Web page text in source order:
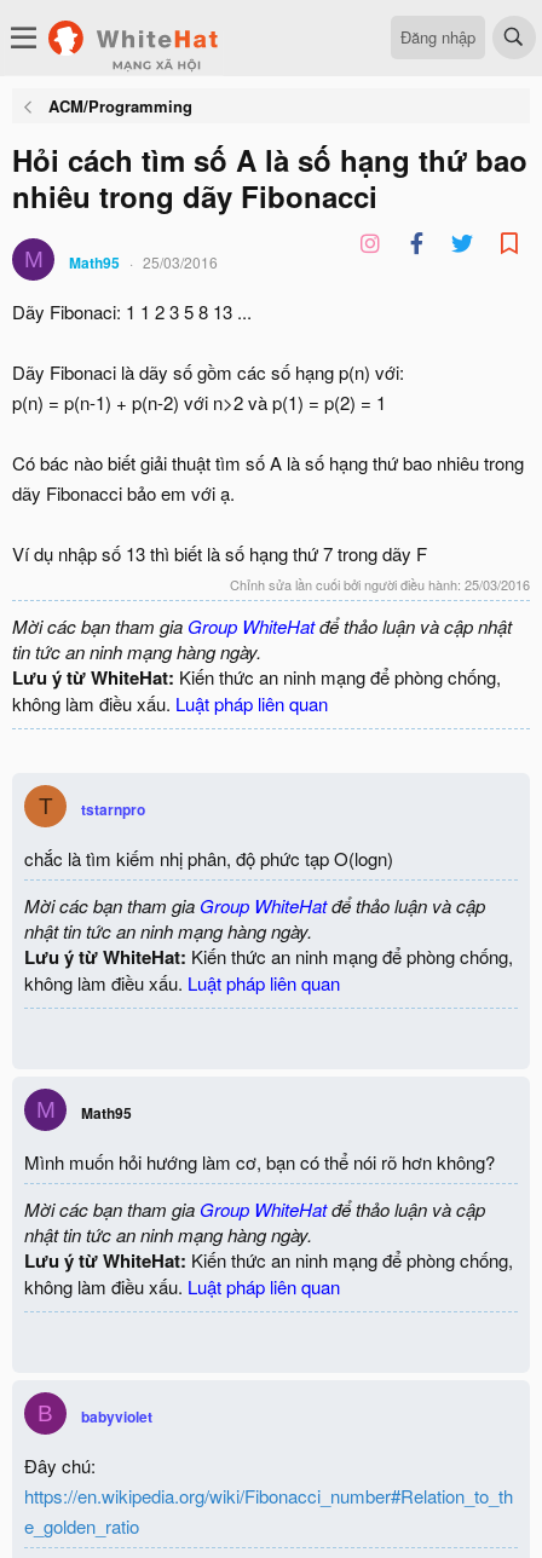
Đăng nhập
ACM/Programming
Hỏi cách tìm số A là số hạng thứ bao
nhiêu trong dãy Fibonacci
M Math95 25/03/2016
Dãy Fibonaci: 1 1 2 3 5 8 13 ...
Dãy Fibonaci là dãy số gồm các số hạng p(n) với:
p(n) = p(n-1) + p(n-2) với n>2 và p(1) = p(2) = 1
Có bác nào biết giải thuật tìm số A là số hạng thứ bao nhiêu trong
dãy Fibonacci bảo em với ạ.
Ví dụ nhập số 13 thì biết là số hạng thứ 7 trong dãy F
Chỉnh sửa lần cuối bởi người điều hành: 25/03/2016
Mời các bạn tham gia Group WhiteHatđể thảo luận và cập nhật
tin tức an ninh mạng hàng ngày.
Lưu ý từ WhiteHat: Kiến thức an ninh mạng để phòng chống,
không làm điều xấu. Luật pháp liên quan
T tstarnpro
chắc là tìm kiếm nhị phân, độ phức tạp O(logn)
Mời các bạn tham gia Group WhiteHatđể thảo luận và cập
nhật tin tức an ninh mạng hàng ngày.
Lưu ý từ WhiteHat: Kiến thức an ninh mạng để phòng chống,
không làm điều xấu. Luật pháp liên quan
M Math95
Mình muốn hỏi hướng làm cơ, bạn có thể nói rõ hơn không?
Mời các bạn tham gia Group WhiteHatđể thảo luận và cập
nhật tin tức an ninh mạng hàng ngày.
Lưu ý từ WhiteHat: Kiến thức an ninh mạng để phòng chống,
không làm điều xấu. Luật pháp liên quan
B babyviolet
Đây chú:
https://en.wikipedia.org/wiki/Fibonacci_number#Relation_to_th
e_golden_ratio